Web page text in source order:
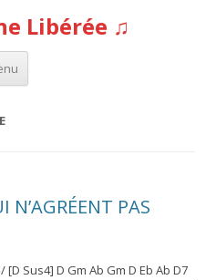
Libérée ♫
Aller au contenu
N’AGRÉENT PAS
[D Sus4] D Gm Ab Gm D Eb Ab D7